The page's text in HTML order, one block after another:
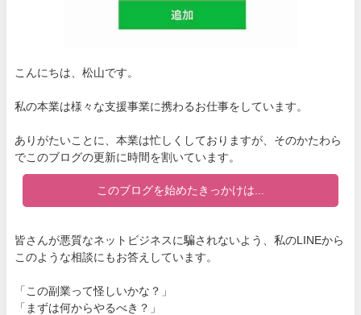
こんにちは、松山です。
私の本業は様々な支援事業に携わるお仕事をしています。
ありがたいことに、本業は忙しくしておりますが、そのかたわら
でこのブログの更新に時間を割いています。
このブログを始めたきっかけは...
皆さんが悪質なネットビジネスに騙されないよう、私のLINEから
このような相談にもお答えしています。
「この副業って怪しいかな？」
「まずは何からやるべき？」